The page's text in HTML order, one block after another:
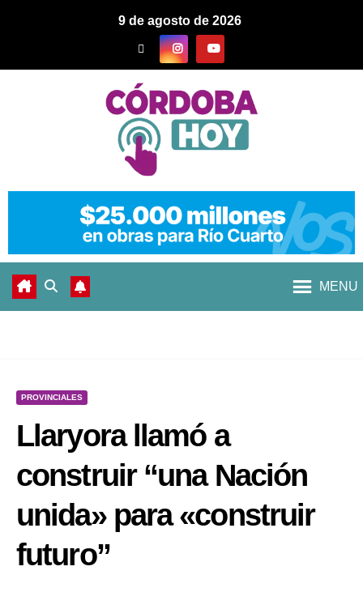
9 de agosto de 2026
MENU
PROVINCIALES
Llaryora llamó a
construir “una Nación
unida» para «construir
futuro”